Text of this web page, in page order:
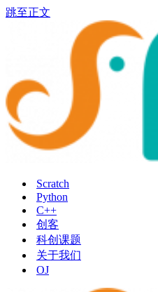
跳至正文
Scratch
Python
C++
创客
科创课题
关于我们
OJ